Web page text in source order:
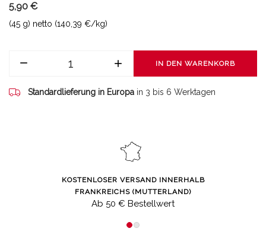
5,90 €
(45 g) netto (140,39 €/kg)
IN DEN WARENKORB
Standardlieferung in Europa in 3 bis 6 Werktagen
KOSTENLOSER VERSAND INNERHALB
FRANKREICHS (MUTTERLAND)
Ab 50 € Bestellwert